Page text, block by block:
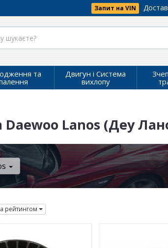
Запит на VIN
та
Двигун і Система
вихлопу
Lanos (Деу
рейтингом